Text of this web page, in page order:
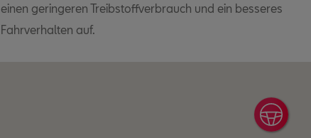
einen geringeren Treibstoffverbrauch und ein besseres
Fahrverhalten auf.